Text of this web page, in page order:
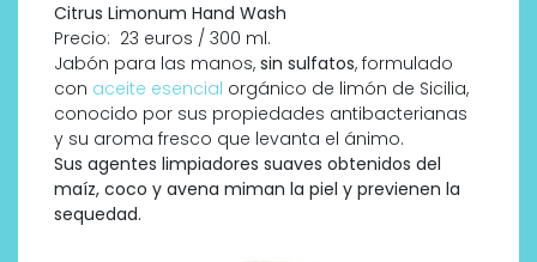
Citrus Limonum Hand Wash
Precio: 23 euros / 300 ml.
Jabón para las manos, sin sulfatos, formulado
con aceite esencial orgánico de limón de Sicilia,
conocido por sus propiedades antibacterianas
y su aroma fresco que levanta el ánimo.
Sus agentes limpiadores suaves obtenidos del
maíz, coco y avena miman la piel y previenen la
sequedad.